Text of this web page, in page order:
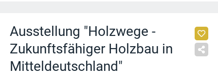
Ausstellung "Holzwege -
Zukunftsfähiger Holzbau in
Mitteldeutschland"